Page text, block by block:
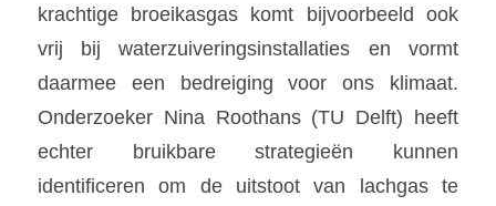
krachtige broeikasgas komt bijvoorbeeld ook
vrij bij waterzuiveringsinstallaties en vormt
daarmee een bedreiging voor ons klimaat.
Onderzoeker Nina Roothans (TU Delft) heeft
echter bruikbare strategieën kunnen
identificeren om de uitstoot van lachgas te